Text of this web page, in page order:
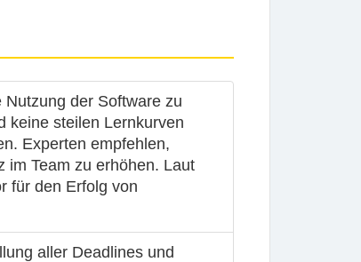
der Software zu
keine steilen Lernkurven
Experten empfehlen,
im Team zu erhöhen. Laut
für den Erfolg von
aller Deadlines und